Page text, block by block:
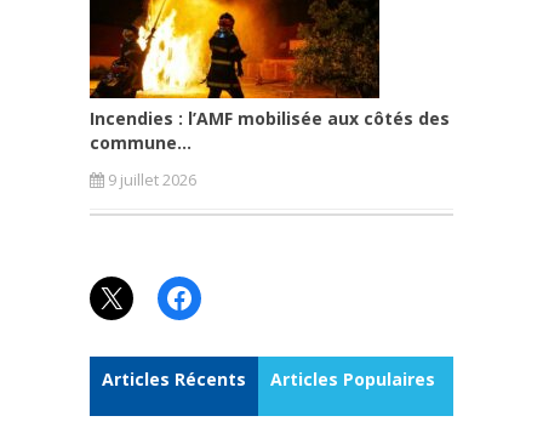
Incendies : l’AMF mobilisée aux côtés des
commune...
9 juillet 2026
X Facebook
Articles Récents Articles Populaires